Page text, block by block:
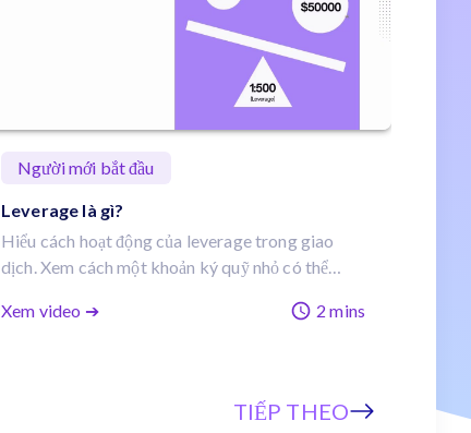
Người mới bắt đầu
Leverage là gì?
Hiểu cách hoạt động của leverage trong giao
dịch. Xem cách một khoản ký quỹ nhỏ có thể
của bạn.
Xem video ➔ 2 mins
TIẾP THEO